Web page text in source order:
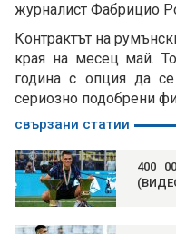
журналист Фабрицио
Контрактът на
края на месец май.
година с опция да
сериозно подобрени
свързани статии
400